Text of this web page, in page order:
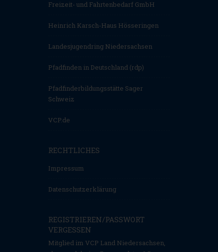
Freizeit- und Fahrtenbedarf GmbH
Heinrich Karsch-Haus Hösseringen
Landesjugendring Niedersachsen
Pfadfinden in Deutschland (rdp)
Pfadfinderbildungsstätte Sager
Schweiz
VCP.de
RECHTLICHES
Impressum
Datenschutzerklärung
REGISTRIEREN/PASSWORT
VERGESSEN
Mitglied im VCP Land Niedersachsen,